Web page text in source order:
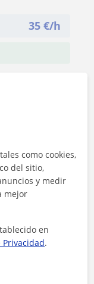
35 €/h
como cookies,
del sitio,
y medir
mejor
en
Privacidad.